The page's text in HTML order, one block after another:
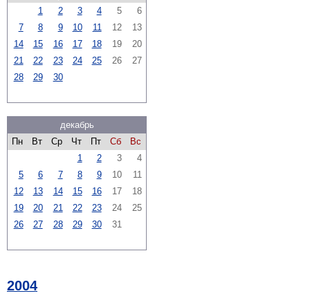
1
2 3 4 5
6
7
8 9 10 11 12
13
14
15 16 17 18 19
20
21
22 23 24 25 26
27
28
29 30
декабрь
Пн
Вт Ср Чт Пт Сб
Вс
1
2 3
4
5
6 7 8 9 10
11
12
13 14 15 16 17
18
19
20 21 22 23 24
25
26
27 28 29 30 31
2004